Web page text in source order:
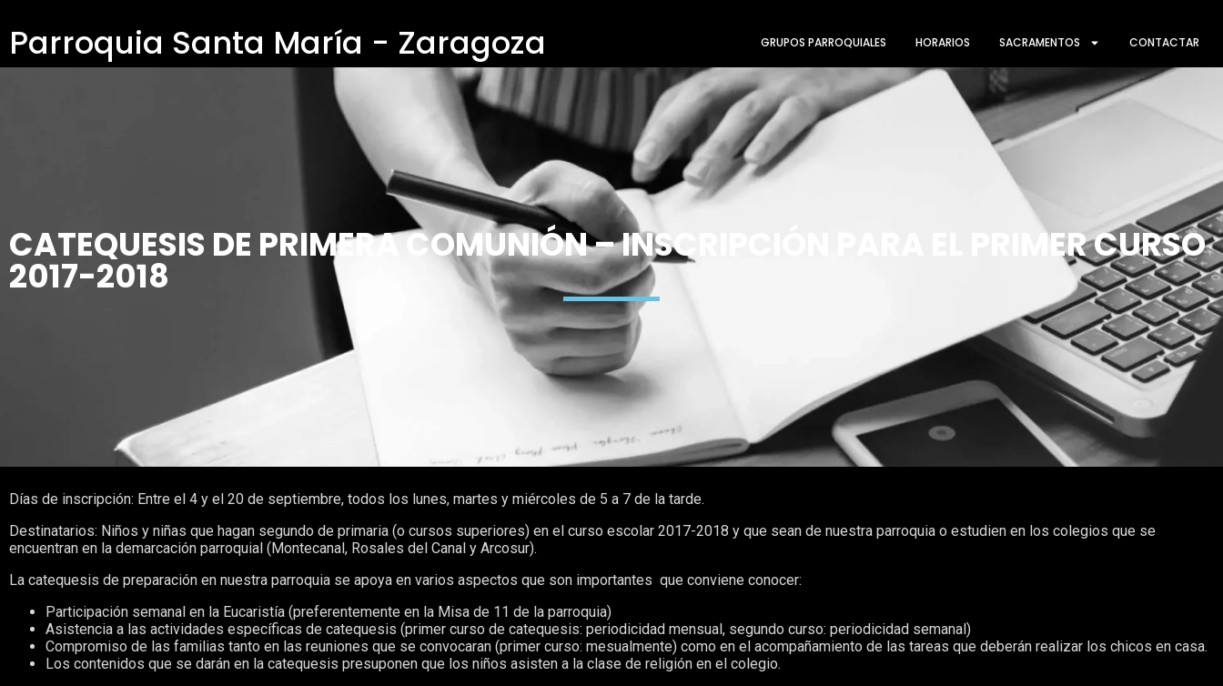
Parroquia Santa María - Zaragoza GRUPOS PARROQUIALES HORARIOS SACRAMENTOS CONTACTAR
CATEQUESIS DE PRIMERA COMUNIÓN – INSCRIPCIÓN PARA EL PRIMER CURSO
2017-2018
Días de inscripción: Entre el 4 y el 20 de septiembre, todos los lunes, martes y miércoles de 5 a 7 de la tarde.
Destinatarios: Niños y niñas que hagan segundo de primaria (o cursos superiores) en el curso escolar 2017-2018 y que sean de nuestra parroquia o estudien en los colegios que se
encuentran en la demarcación parroquial (Montecanal, Rosales del Canal y Arcosur).
La catequesis de preparación en nuestra parroquia se apoya en varios aspectos que son importantes que conviene conocer:
Participación semanal en la Eucaristía (preferentemente en la Misa de 11 de la parroquia)
Asistencia a las actividades específicas de catequesis (primer curso de catequesis: periodicidad mensual, segundo curso: periodicidad semanal)
Compromiso de las familias tanto en las reuniones que se convocaran (primer curso: mesualmente) como en el acompañamiento de las tareas que deberán realizar los chicos en casa.
Los contenidos que se darán en la catequesis presuponen que los niños asisten a la clase de religión en el colegio.